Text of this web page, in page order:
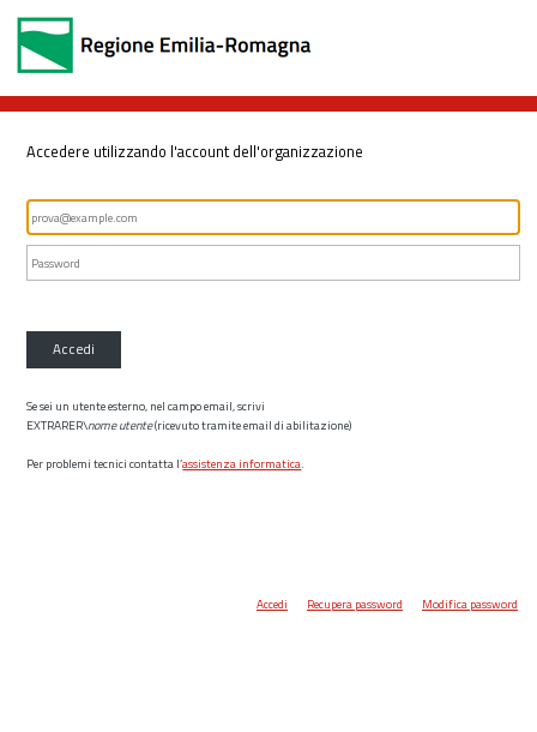
Accedere utilizzando l'account dell'organizzazione
Accedi
Se sei un utente esterno, nel campo email, scrivi
EXTRARER\nome utente(ricevuto tramite email di abilitazione)
Per problemi tecnici contatta l’assistenza informatica.
Accedi Recupera password Modifica password